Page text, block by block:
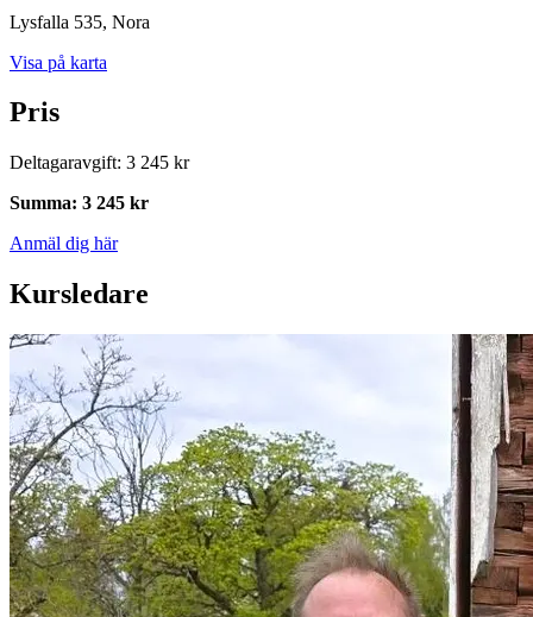
Lysfalla 535, Nora
Visa på karta
Pris
Deltagaravgift: 3 245 kr
Summa: 3 245 kr
Anmäl dig här
Kursledare